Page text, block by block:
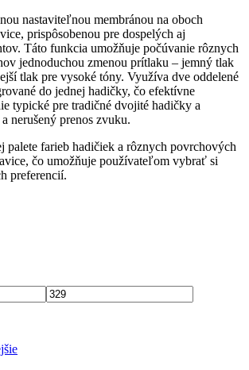
nastaviteľnou membránou na oboch
prispôsobenou pre dospelých aj
Táto funkcia umožňuje počúvanie rôznych
jednoduchou zmenou prítlaku – jemný tlak
tlak pre vysoké tóny. Využíva dve oddelené
do jednej hadičky, čo efektívne
typické pre tradičné dvojité hadičky a
nerušený prenos zvuku.
palete farieb hadičiek a rôznych povrchových
čo umožňuje používateľom vybrať si
preferencií.